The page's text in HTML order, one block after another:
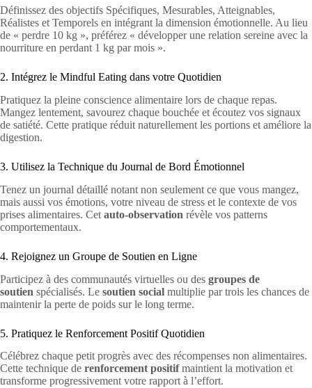
Définissez des objectifs Spécifiques, Mesurables, Atteignables,
Réalistes et Temporels en intégrant la dimension émotionnelle. Au lieu
de « perdre 10 kg », préférez « développer une relation sereine avec la
nourriture en perdant 1 kg par mois ».
2. Intégrez le Mindful Eating dans votre Quotidien
Pratiquez la pleine conscience alimentaire lors de chaque repas.
Mangez lentement, savourez chaque bouchée et écoutez vos signaux
de satiété. Cette pratique réduit naturellement les portions et améliore la
digestion.
3. Utilisez la Technique du Journal de Bord Émotionnel
Tenez un journal détaillé notant non seulement ce que vous mangez,
mais aussi vos émotions, votre niveau de stress et le contexte de vos
prises alimentaires. Cet auto-observation révèle vos patterns
comportementaux.
4. Rejoignez un Groupe de Soutien en Ligne
Participez à des communautés virtuelles ou des groupes de
soutien spécialisés. Le soutien social multiplie par trois les chances de
maintenir la perte de poids sur le long terme.
5. Pratiquez le Renforcement Positif Quotidien
Célébrez chaque petit progrès avec des récompenses non alimentaires.
Cette technique de renforcement positifmaintient la motivation et
transforme progressivement votre rapport à l’effort.